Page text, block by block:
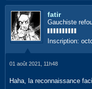
fatir
Gauchiste
Inscription:
01 août 2021, 11h48
Haha, la reconnaissance